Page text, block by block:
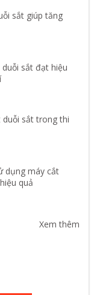
sắt giúp tăng
sắt đạt hiệu
sắt trong thi
dụng máy cắt
quả
Xem thêm